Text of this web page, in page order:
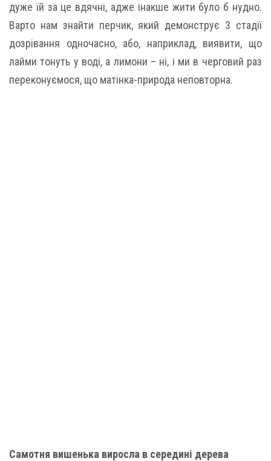
дуже їй за це вдячні, адже інакше жити було б нудно.
Варто нам знайти перчик, який демонструє 3 стадії
дозрівання одночасно, або, наприклад, виявити, що
лайми тонуть у воді, а лимони – ні, і ми в черговий раз
переконуємося, що матінка-природа неповторна.
Самотня вишенька виросла в середині дерева